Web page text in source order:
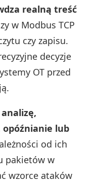
realną treść
w Modbus TCP
czy zapisu.
decyzje
OT przed
analizę,
lub
od ich
pakietów w
wzorce ataków